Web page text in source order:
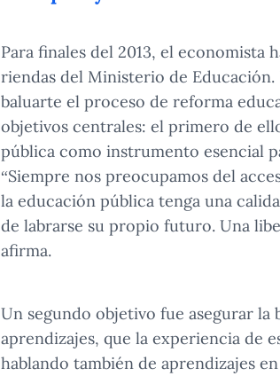
Para finales del 2013, el economista
riendas del Ministerio de
baluarte el proceso de reforma
objetivos centrales: el primero de
pública como instrumento esencial
“Siempre nos preocupamos del
la educación pública tenga una
de labrarse su propio futuro. Una
afirma.
Un segundo objetivo fue asegurar la
aprendizajes, que la experiencia de
hablando también de aprendizajes